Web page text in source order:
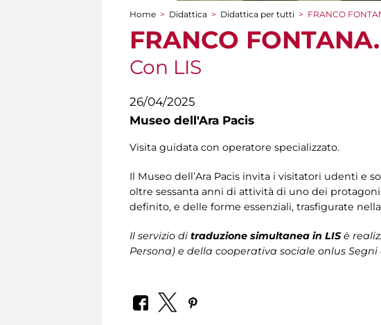
Tu sei qui
Home > Didattica > Didattica per tutti > FRANCO
FRANCO
Con LIS
26/04/2025
Museo dell'Ara Pacis
Visita guidata con operatore specializzato.
Il Museo dell’Ara Pacis invita i visitatori udenti e
oltre sessanta anni di attività di uno dei
definito, e delle forme essenziali, trasfigurate
Il servizio di traduzione simultanea in LIS è
Persona) e della cooperativa sociale onlus